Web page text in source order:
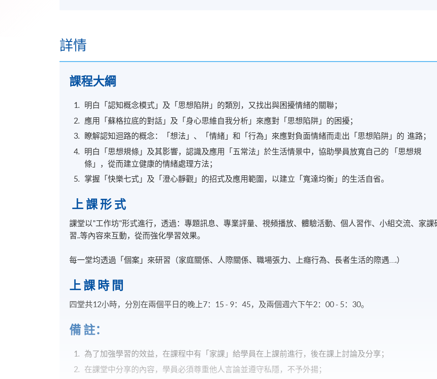
詳情
課程大綱
明白「認知概念模式」及「思想陷阱」的類別，又找出與困擾情緒的關聯；
應用「蘇格拉底的對話」及「身心思維自我分析」來應對「思想陷阱」的困擾；
瞭解認知迴路的概念：「想法」、「情緒」和「行為」來應對負面情緒而走出「思想陷阱」的 進路；
明白「思想規條」及其影響，認識及應用「五常法」於生活情景中，協助學員放寬自己的 「思想規
條」，從而建立健康的情緒處理方法；
掌握「快樂七式」及「澄心靜觀」的招式及應用範圍，以建立「寬達均衡」的生活自省。
上 課 形 式
課堂以"工作坊"形式進行，透過：專題訊息、專業評量、視頻播放、體驗活動、個人習作、小組交流、家課
習..等內容來互動，從而強化學習效果。
每一堂均透過「個案」來研習（家庭關係、人際關係、職場張力、上癮行為、長者生活的際遇….）
上 課 時 間
四堂共12小時，分別在兩個平日的晚上7：15 - 9：45，及兩個週六下午2：00 - 5：30。
備 註：
為了加強學習的效益，在課程中有「家課」給學員在上課前進行，後在課上討論及分享；
在課堂中分享的內容，學員必須尊重他人言論並遵守私隱，不予外揚；